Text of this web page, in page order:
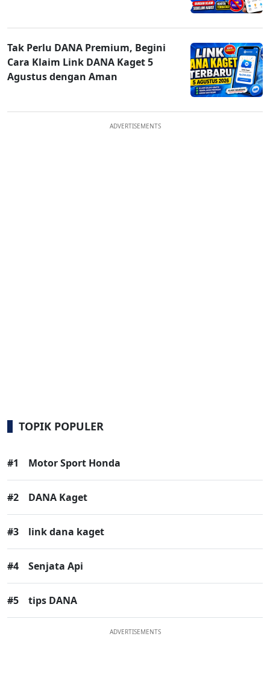
Tak Perlu DANA Premium, Begini
Cara Klaim Link DANA Kaget 5
Agustus dengan Aman
ADVERTISEMENTS
TOPIK POPULER
#1 Motor Sport Honda
#2 DANA Kaget
#3 link dana kaget
#4 Senjata Api
#5 tips DANA
ADVERTISEMENTS